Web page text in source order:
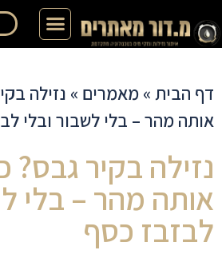
דף הבית » מאמרים » נזילה
אותה מהר – בלי לשבור ובלי
נזילה בקיר גבס?
אותה מהר – בלי
לבזבז כסף